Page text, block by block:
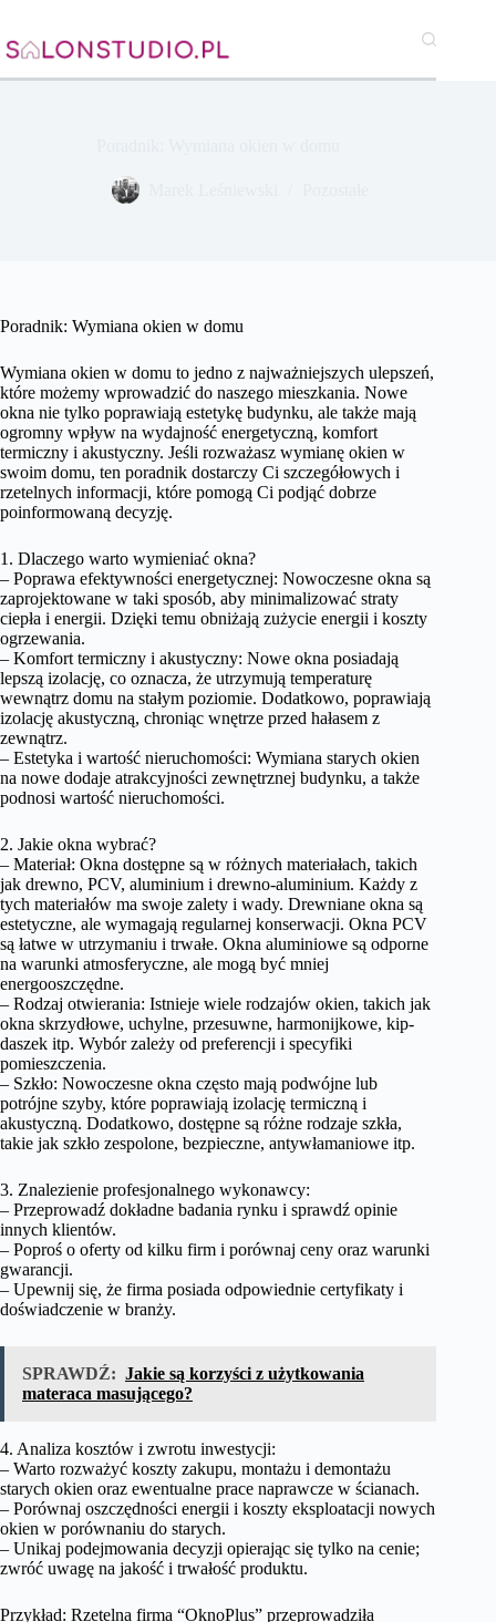
treści
Poradnik: Wymiana okien w domu
Wymiana okien w domu to jedno z najważniejszych ulepszeń,
które możemy wprowadzić do naszego mieszkania. Nowe
okna nie tylko poprawiają estetykę budynku, ale także mają
ogromny wpływ na wydajność energetyczną, komfort
termiczny i akustyczny. Jeśli rozważasz wymianę okien w
swoim domu, ten poradnik dostarczy Ci szczegółowych i
rzetelnych informacji, które pomogą Ci podjąć dobrze
poinformowaną decyzję.
1. Dlaczego warto wymieniać okna?
– Poprawa efektywności energetycznej: Nowoczesne okna są
zaprojektowane w taki sposób, aby minimalizować straty
ciepła i energii. Dzięki temu obniżają zużycie energii i koszty
ogrzewania.
– Komfort termiczny i akustyczny: Nowe okna posiadają
lepszą izolację, co oznacza, że utrzymują temperaturę
wewnątrz domu na stałym poziomie. Dodatkowo, poprawiają
izolację akustyczną, chroniąc wnętrze przed hałasem z
zewnątrz.
– Estetyka i wartość nieruchomości: Wymiana starych okien
na nowe dodaje atrakcyjności zewnętrznej budynku, a także
podnosi wartość nieruchomości.
2. Jakie okna wybrać?
– Materiał: Okna dostępne są w różnych materiałach, takich
jak drewno, PCV, aluminium i drewno-aluminium. Każdy z
tych materiałów ma swoje zalety i wady. Drewniane okna są
estetyczne, ale wymagają regularnej konserwacji. Okna PCV
są łatwe w utrzymaniu i trwałe. Okna aluminiowe są odporne
na warunki atmosferyczne, ale mogą być mniej
energooszczędne.
– Rodzaj otwierania: Istnieje wiele rodzajów okien, takich jak
okna skrzydłowe, uchylne, przesuwne, harmonijkowe, kip-
daszek itp. Wybór zależy od preferencji i specyfiki
pomieszczenia.
– Szkło: Nowoczesne okna często mają podwójne lub
potrójne szyby, które poprawiają izolację termiczną i
akustyczną. Dodatkowo, dostępne są różne rodzaje szkła,
takie jak szkło zespolone, bezpieczne, antywłamaniowe itp.
3. Znalezienie profesjonalnego wykonawcy:
– Przeprowadź dokładne badania rynku i sprawdź opinie
innych klientów.
– Poproś o oferty od kilku firm i porównaj ceny oraz warunki
gwarancji.
– Upewnij się, że firma posiada odpowiednie certyfikaty i
doświadczenie w branży.
SPRAWDŹ: Jakie są korzyści z użytkowania
materaca masującego?
4. Analiza kosztów i zwrotu inwestycji:
– Warto rozważyć koszty zakupu, montażu i demontażu
starych okien oraz ewentualne prace naprawcze w ścianach.
– Porównaj oszczędności energii i koszty eksploatacji nowych
okien w porównaniu do starych.
– Unikaj podejmowania decyzji opierając się tylko na cenie;
zwróć uwagę na jakość i trwałość produktu.
Przykład: Rzetelna firma “OknoPlus” przeprowadziła